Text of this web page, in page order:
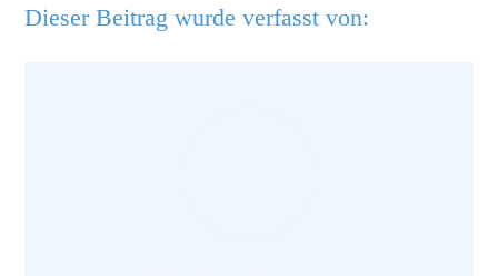
Dieser Beitrag wurde verfasst von: